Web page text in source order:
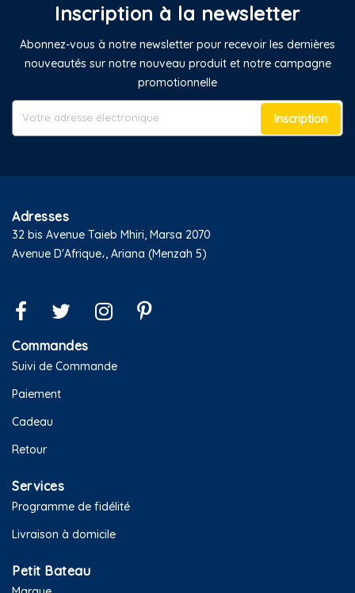
Inscription à la newsletter
Abonnez-vous à notre newsletter pour recevoir les dernières
nouveautés sur notre nouveau produit et notre campagne
promotionnelle
Inscription
Adresses
32 bis Avenue Taieb Mhiri, Marsa 2070
Avenue D'Afrique،, Ariana (Menzah 5)
Commandes
Suivi de Commande
Paiement
Cadeau
Retour
Services
Programme de fidélité
Livraison à domicile
Petit Bateau